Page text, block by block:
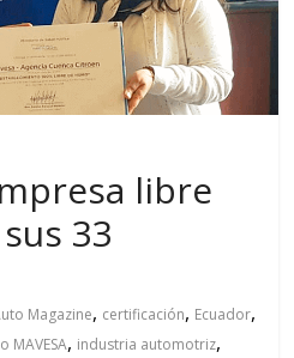
libre
33
Magazine, certificación, Ecuador,
MAVESA, industria automotriz,